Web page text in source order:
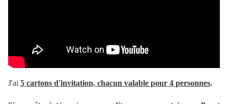
J'ai 5 cartons d'invitation, chacun valable pour 4 personnes.